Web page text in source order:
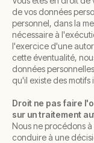
de vos données
personnel, dans la
nécessaire à
l'exercice d'une
cette éventualité,
données
qu'il existe des
Droit ne pas faire
sur un traitement
Nous ne procédons
conduire à une